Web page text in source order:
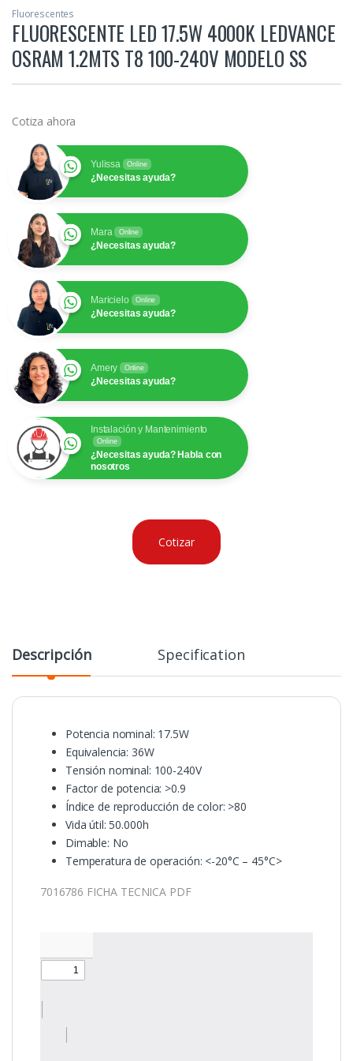
Fluorescentes
FLUORESCENTE LED 17.5W 4000K LEDVANCE
OSRAM 1.2MTS T8 100-240V MODELO SS
Cotiza ahora
Yulissa Online
¿Necesitas ayuda?
Mara Online
¿Necesitas ayuda?
Maricielo Online
¿Necesitas ayuda?
Amery Online
¿Necesitas ayuda?
Instalación y Mantenimiento
Online
¿Necesitas ayuda? Habla con
nosotros
Cotizar
Descripción Specification
Potencia nominal: 17.5W
Equivalencia: 36W
Tensión nominal: 100-240V
Factor de potencia: >0.9
Índice de reproducción de color: >80
Vida útil: 50.000h
Dimable: No
Temperatura de operación: <-20°C – 45°C>
7016786 FICHA TECNICA PDF